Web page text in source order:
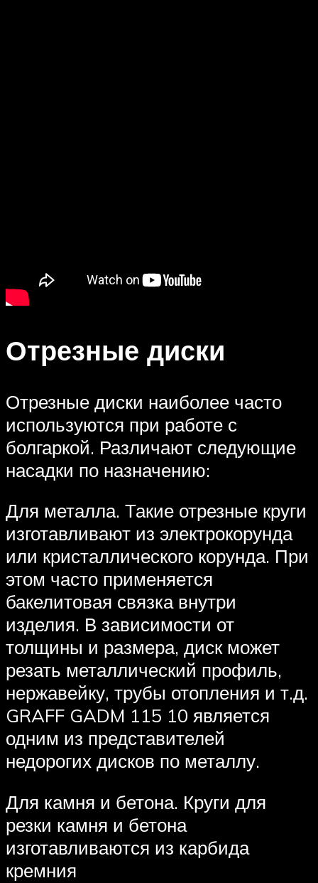
Отрезные диски
Отрезные диски наиболее часто
используются при работе с
болгаркой. Различают следующие
насадки по назначению:
Для металла. Такие отрезные круги
изготавливают из электрокорунда
или кристаллического корунда. При
этом часто применяется
бакелитовая связка внутри
изделия. В зависимости от
толщины и размера, диск может
резать металлический профиль,
нержавейку, трубы отопления и т.д.
GRAFF GADM 115 10 является
одним из представителей
недорогих дисков по металлу.
Для камня и бетона. Круги для
резки камня и бетона
изготавливаются из карбида
кремния